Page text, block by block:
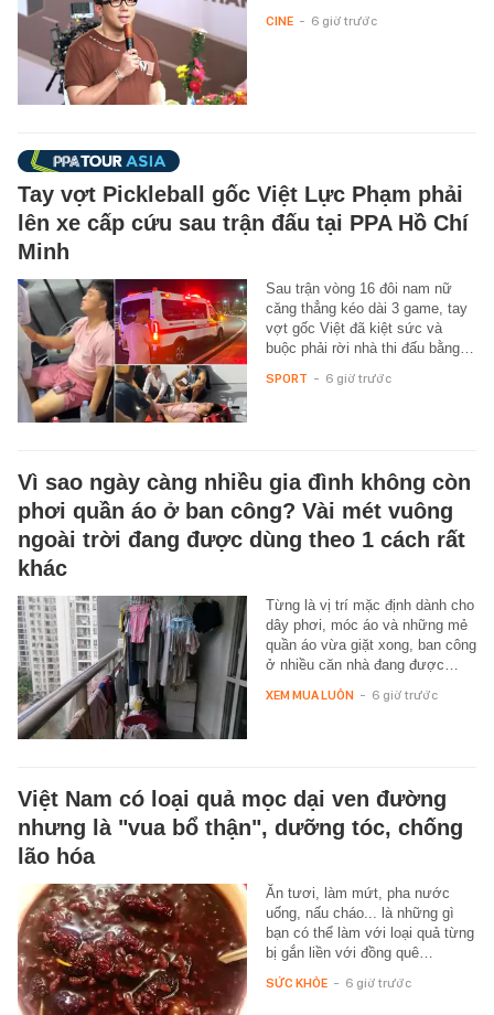
CINE - 6 giờ trước
Tay vợt Pickleball gốc Việt Lực Phạm phải
lên xe cấp cứu sau trận đấu tại PPA Hồ Chí
Minh
Sau trận vòng 16 đôi nam nữ
căng thẳng kéo dài 3 game, tay
vợt gốc Việt đã kiệt sức và
buộc phải rời nhà thi đấu bằng…
SPORT - 6 giờ trước
Vì sao ngày càng nhiều gia đình không còn
phơi quần áo ở ban công? Vài mét vuông
ngoài trời đang được dùng theo 1 cách rất
khác
Từng là vị trí mặc định dành cho
dây phơi, móc áo và những mẻ
quần áo vừa giặt xong, ban công
ở nhiều căn nhà đang được…
XEM MUA LUÔN - 6 giờ trước
Việt Nam có loại quả mọc dại ven đường
nhưng là "vua bổ thận", dưỡng tóc, chống
lão hóa
Ăn tươi, làm mứt, pha nước
uống, nấu cháo... là những gì
bạn có thể làm với loại quả từng
bị gắn liền với đồng quê…
SỨC KHỎE - 6 giờ trước